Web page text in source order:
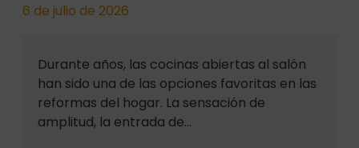
6 de julio de 2026
Durante años, las cocinas abiertas al salón
han sido una de las opciones favoritas en las
reformas del hogar. La sensación de
amplitud, la entrada de…